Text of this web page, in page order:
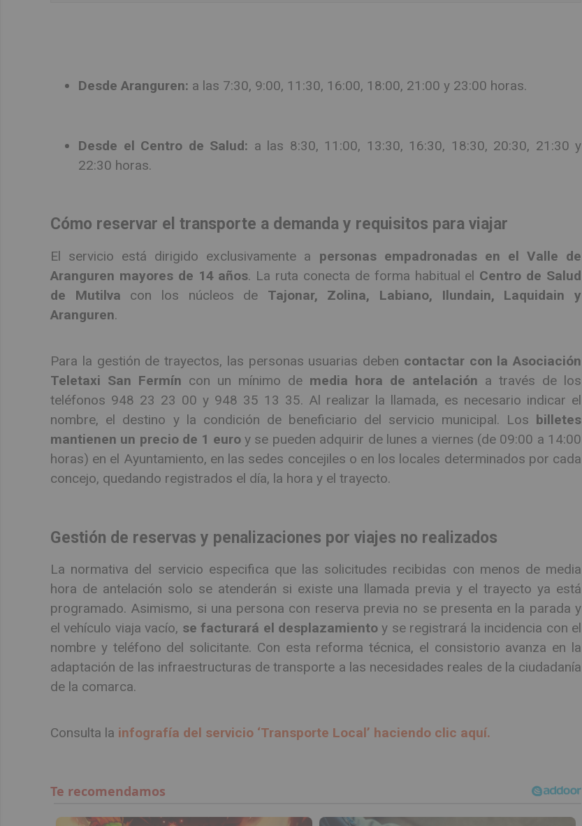
Desde Aranguren: a las 7:30, 9:00, 11:30, 16:00, 18:00, 21:00 y 23:00 horas.
Desde el Centro de Salud: a las 8:30, 11:00, 13:30, 16:30, 18:30, 20:30, 21:30 y
22:30 horas.
Cómo reservar el transporte a demanda y requisitos para viajar
El servicio está dirigido exclusivamente a personas empadronadas en el Valle de
Aranguren mayores de 14 años. La ruta conecta de forma habitual el Centro de Salud
de Mutilva con los núcleos de Tajonar, Zolina, Labiano, Ilundain, Laquidain y
Aranguren.
Para la gestión de trayectos, las personas usuarias deben contactar con la Asociación
Teletaxi San Fermín con un mínimo de media hora de antelación a través de los
teléfonos 948 23 23 00 y 948 35 13 35. Al realizar la llamada, es necesario indicar el
nombre, el destino y la condición de beneficiario del servicio municipal. Los billetes
mantienen un precio de 1 euroy se pueden adquirir de lunes a viernes (de 09:00 a 14:00
horas) en el Ayuntamiento, en las sedes concejiles o en los locales determinados por cada
concejo, quedando registrados el día, la hora y el trayecto.
Gestión de reservas y penalizaciones por viajes no realizados
La normativa del servicio especifica que las solicitudes recibidas con menos de media
hora de antelación solo se atenderán si existe una llamada previa y el trayecto ya está
programado. Asimismo, si una persona con reserva previa no se presenta en la parada y
el vehículo viaja vacío, se facturará el desplazamiento y se registrará la incidencia con el
nombre y teléfono del solicitante. Con esta reforma técnica, el consistorio avanza en la
adaptación de las infraestructuras de transporte a las necesidades reales de la ciudadanía
de la comarca.
Consulta la infografía del servicio ‘Transporte Local’ haciendo clic aquí.